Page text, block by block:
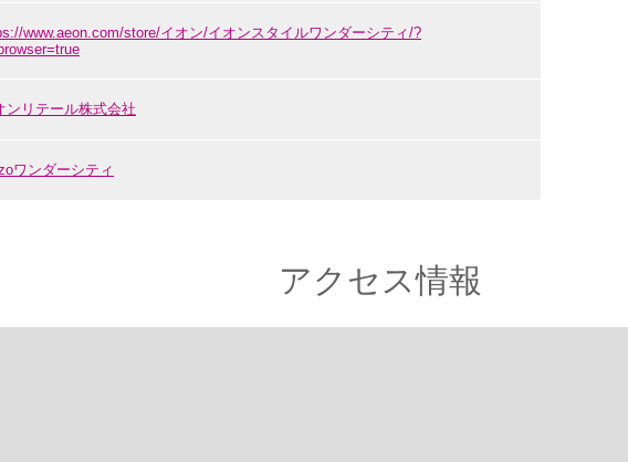
www.aeon.com/store/イオン/イオンスタイルワンダーシティ/?
ンリテール株式会社
ワンダーシティ
アクセス情報